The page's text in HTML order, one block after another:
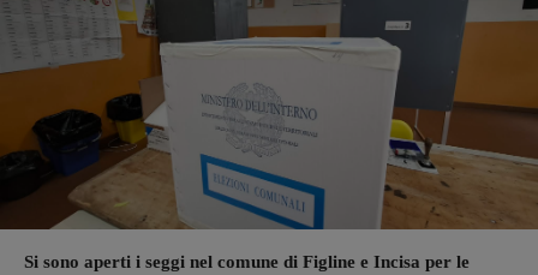
Si sono aperti i seggi nel comune di Figline e Incisa per le